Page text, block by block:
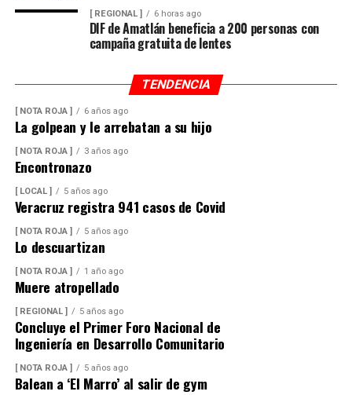
[ REGIONAL ] 6 horas ago
DIF de Amatlán beneficia a 200 personas con
campaña gratuita de lentes
TENDENCIA
[ NOTA ROJA ] 6 años ago
La golpean y le arrebatan a su hijo
[ NOTA ROJA ] 3 años ago
Encontronazo
[ LOCAL ] 5 años ago
Veracruz registra 941 casos de Covid
[ NOTA ROJA ] 5 años ago
Lo descuartizan
[ NOTA ROJA ] 1 año ago
Muere atropellado
[ REGIONAL ] 5 años ago
Concluye el Primer Foro Nacional de
Ingeniería en Desarrollo Comunitario
[ NOTA ROJA ] 5 años ago
Balean a ‘El Marro’ al salir de gym